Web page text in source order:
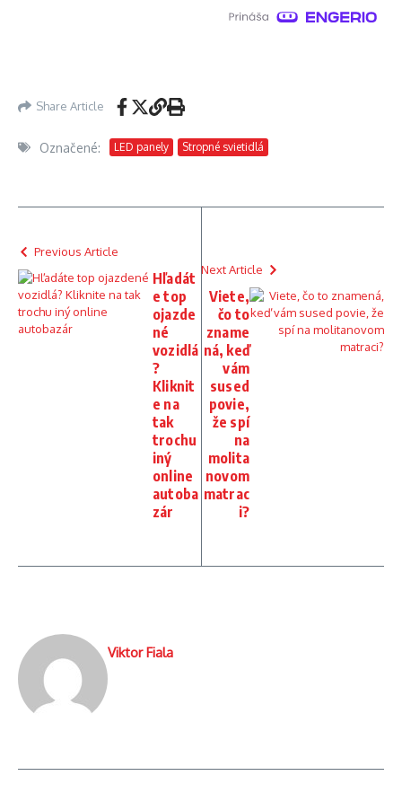
Share Article
Označené: LED panely Stropné svietidlá
Previous Article
Hľadát
e top
ojazde
né
vozidlá
?
Kliknit
e na
tak
trochu
iný
online
autoba
zár
Next Article
Viete,
čo to
zname
ná, keď
vám
sused
povie,
že spí
na
molita
novom
matrac
i?
Viktor Fiala